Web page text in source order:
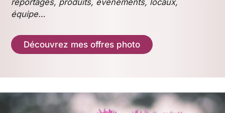
équipe…
Découvrez mes offres photo